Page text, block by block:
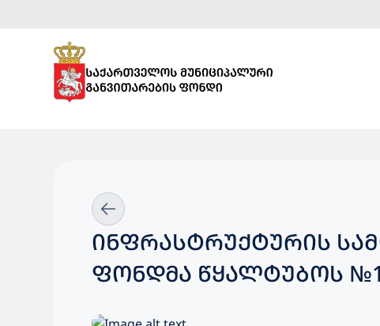
ᲘᲜᲤᲠᲐᲡᲢᲠᲣᲥᲢᲣᲠᲘᲡ
ᲤᲝᲜᲓᲛᲐ ᲬᲧᲐᲚᲢᲣᲑᲝᲡ